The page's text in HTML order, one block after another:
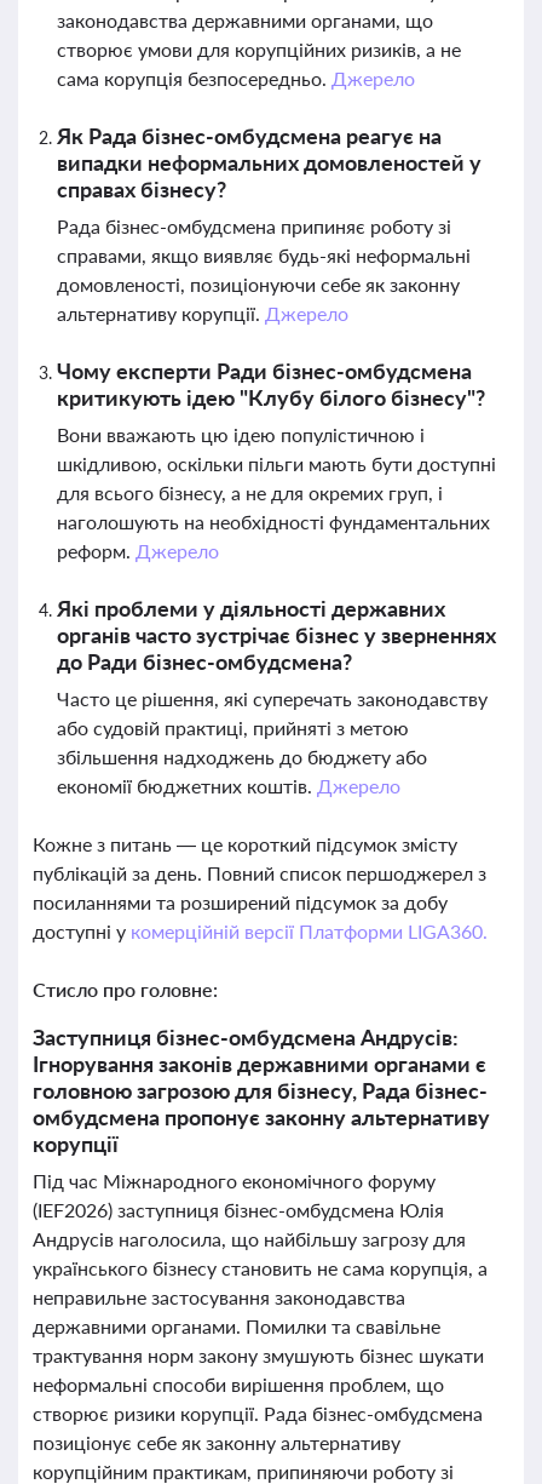
законодавства державними органами, що
створює умови для корупційних ризиків, а не
сама корупція безпосередньо. Джерело
Як Рада бізнес-омбудсмена реагує на
випадки неформальних домовленостей у
справах бізнесу?
Рада бізнес-омбудсмена припиняє роботу зі
справами, якщо виявляє будь-які неформальні
домовленості, позиціонуючи себе як законну
альтернативу корупції. Джерело
Чому експерти Ради бізнес-омбудсмена
критикують ідею "Клубу білого бізнесу"?
Вони вважають цю ідею популістичною і
шкідливою, оскільки пільги мають бути доступні
для всього бізнесу, а не для окремих груп, і
наголошують на необхідності фундаментальних
реформ. Джерело
Які проблеми у діяльності державних
органів часто зустрічає бізнес у зверненнях
до Ради бізнес-омбудсмена?
Часто це рішення, які суперечать законодавству
або судовій практиці, прийняті з метою
збільшення надходжень до бюджету або
економії бюджетних коштів. Джерело
Кожне з питань — це короткий підсумок змісту
публікацій за день. Повний список першоджерел з
посиланнями та розширений підсумок за добу
доступні у комерційній версії Платформи LIGA360.
Стисло про головне:
Заступниця бізнес-омбудсмена Андрусів:
Ігнорування законів державними органами є
головною загрозою для бізнесу, Рада бізнес-
омбудсмена пропонує законну альтернативу
корупції
Під час Міжнародного економічного форуму
(IEF2026) заступниця бізнес-омбудсмена Юлія
Андрусів наголосила, що найбільшу загрозу для
українського бізнесу становить не сама корупція, а
неправильне застосування законодавства
державними органами. Помилки та свавільне
трактування норм закону змушують бізнес шукати
неформальні способи вирішення проблем, що
створює ризики корупції. Рада бізнес-омбудсмена
позиціонує себе як законну альтернативу
корупційним практикам, припиняючи роботу зі